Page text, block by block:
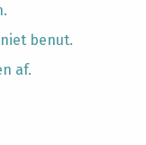
benut.
af.